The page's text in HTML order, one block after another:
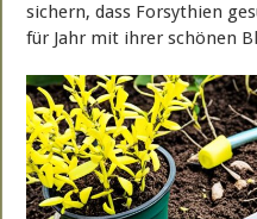
sichern, dass Forsythien
für Jahr mit ihrer schönen